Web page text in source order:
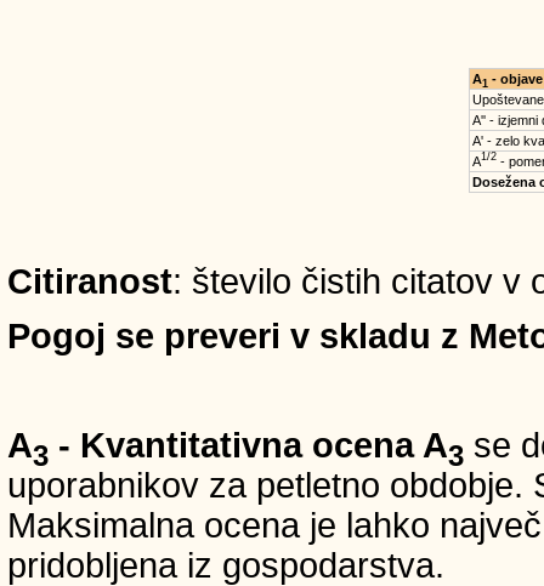
A1 - objave
A'' - izjemni
A' - zelo
A1/2-
Dosežena
Citiranost: število čistih citatov v
Pogoj se preveri v skladu z
A3 - Kvantitativna ocena A3 se
uporabnikov za petletno obdobje.
Maksimalna ocena je lahko
pridobljena iz gospodarstva.